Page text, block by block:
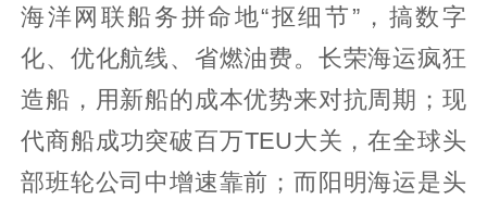
海洋网联船务拼命地“抠细节”，搞数字
化、优化航线、省燃油费。长荣海运疯狂
造船，用新船的成本优势来对抗周期；现
代商船成功突破百万TEU大关，在全球头
部班轮公司中增速靠前；而阳明海运是头